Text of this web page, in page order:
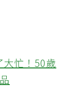
忙！50歲